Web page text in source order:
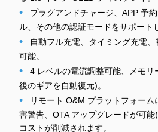
•
プラグアンドチャージ、APP 予
ル、その他の認証モードをサポート
•
自動フル充電、タイミング充電
可能。
•
4 レベルの電流調整可能、メモ
後のギアを自動復元)。
•
リモート O&M プラットフォー
害警告、OTA アップグレードが可
コストが削減されます。